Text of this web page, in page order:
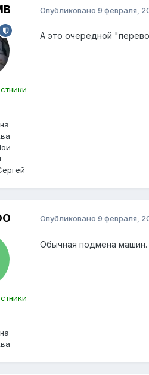
Опубликовано 9 февраля,
А это очередной
Опубликовано 9 февраля,
Обычная подмена машин.